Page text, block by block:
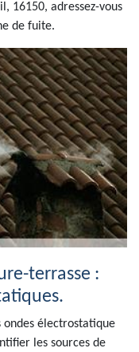
16150, adressez-vous
de fuite.
terrasse :
ondes électrostatique
les sources de